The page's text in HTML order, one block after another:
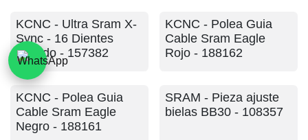
KCNC - Ultra Sram X-
Sync - 16 Dientes
Dorado - 157382
KCNC - Polea Guia
Cable Sram Eagle Rojo
- 188162
KCNC - Polea Guia
Cable Sram Eagle
Negro - 188161
SRAM - Pieza ajuste
bielas BB30 - 108357